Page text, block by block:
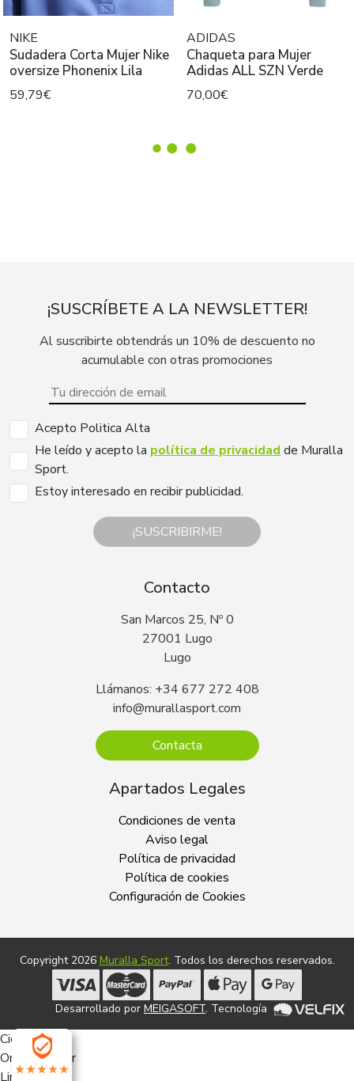
NIKE
Sudadera Corta Mujer Nike
oversize Phonenix Lila
59,79€
ADIDAS
Chaqueta para Mujer
Adidas ALL SZN Verde
70,00€
¡SUSCRÍBETE A LA NEWSLETTER!
Al suscribirte obtendrás un 10% de descuento no
acumulable con otras promociones
Acepto Politica Alta
He leído y acepto la política de privacidad de Muralla
Sport.
Estoy interesado en recibir publicidad.
¡SUSCRIBIRME!
Contacto
San Marcos 25, Nº 0
27001 Lugo
Lugo
Llámanos: +34 677 272 408
info@murallasport.com
Contacta
Apartados Legales
Condiciones de venta
Aviso legal
Política de privacidad
Política de cookies
Configuración de Cookies
Copyright 2026 Muralla Sport. Todos los derechos reservados.
Desarrollado por MEIGASOFT. Tecnología
Cierra
Ordenado por
Limpiar